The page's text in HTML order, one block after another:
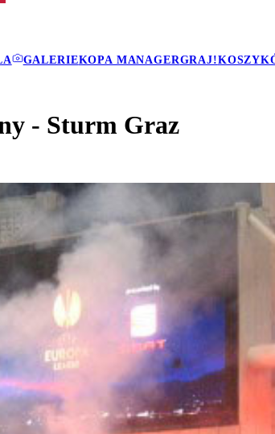
GALERIEKOPA MANAGERGRAJ!
- Sturm Graz